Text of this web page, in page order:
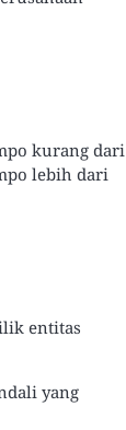
kurang dari
lebih dari
entitas
yang